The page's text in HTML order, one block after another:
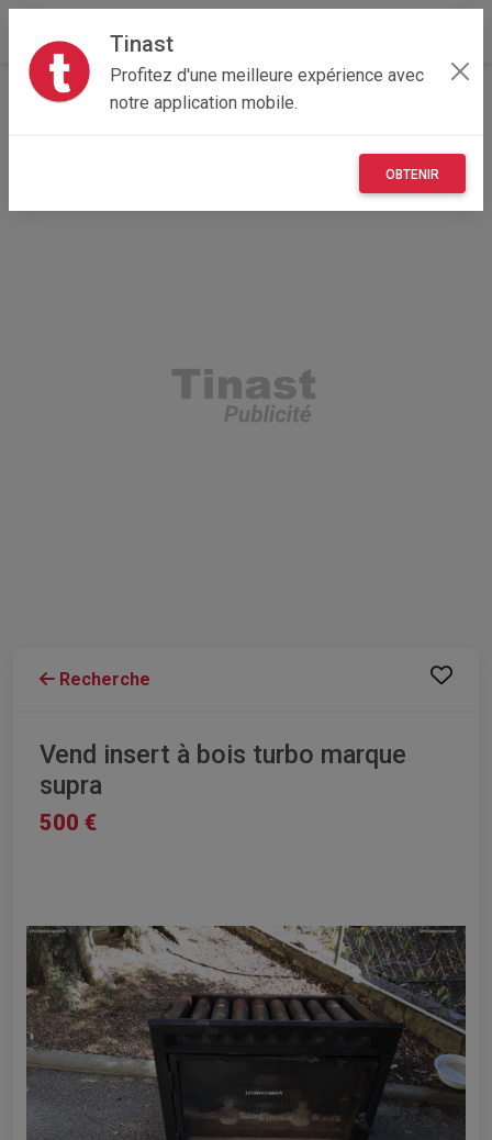
Tinast
Profitez d'une meilleure expérience avec
notre application mobile.
OBTENIR
Accueil Maisons et enfants Occitanie
Recherche
Vend insert à bois turbo marque
supra
500 €